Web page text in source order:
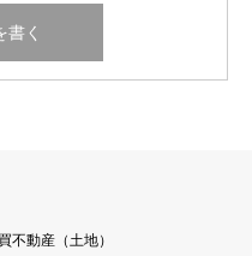
不動産（土地）